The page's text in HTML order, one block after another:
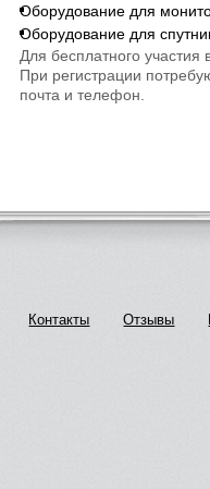
Оборудование для
Оборудование для
Для бесплатного
При регистрации
почта и телефон.
Контакты Отзывы